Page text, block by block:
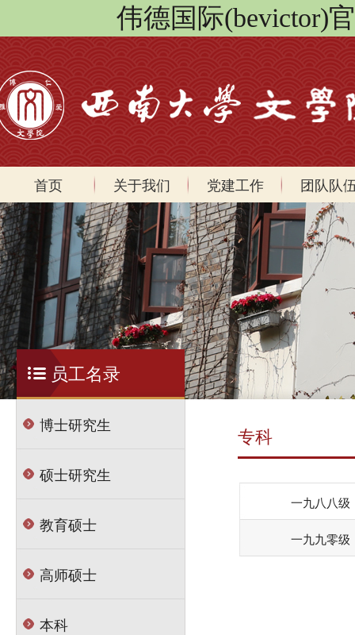
伟德国际(bevictor)
首页 关于我们 党建工作 团队队
员工名录
博士研究生
硕士研究生
教育硕士
高师硕士
本科
专科
一九八八级
一九九零级